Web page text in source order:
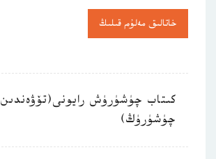
خاتالىق مەلۇم قىلىڭ
كىتاب چۈشۈرۈش رايونى(تۆۋەندىن
چۈشۈرۈڭ)